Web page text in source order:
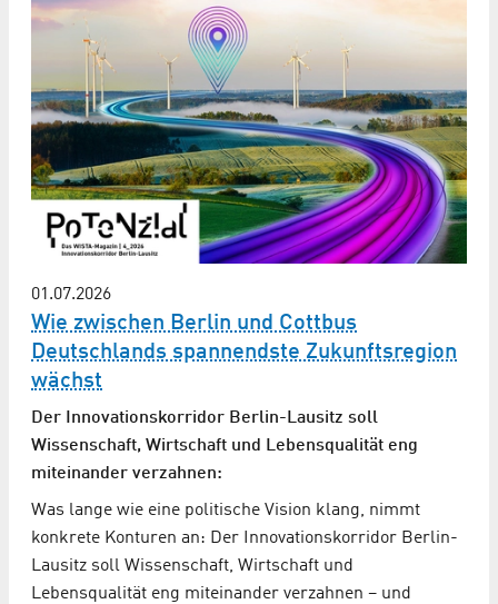
01.07.2026
Wie zwischen Berlin und Cottbus
Deutschlands spannendste Zukunftsregion
wächst
Der Innovations­korridor Berlin-Lausitz soll
Wissenschaft, Wirtschaft und Lebensqualität eng
miteinander verzahnen:
Was lange wie eine politische Vision klang, nimmt
konkrete Konturen an: Der Innovationskorridor Berlin-
Lausitz soll Wissenschaft, Wirtschaft und
Lebensqualität eng miteinander verzahnen – und